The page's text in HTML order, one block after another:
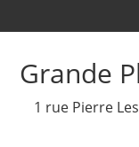
Grande
1 rue Pierre